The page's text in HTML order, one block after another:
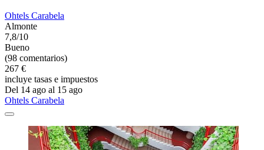
Ohtels Carabela
Almonte
7,8/10
Bueno
(98 comentarios)
267 €
incluye tasas e impuestos
Del 14 ago al 15 ago
Ohtels Carabela